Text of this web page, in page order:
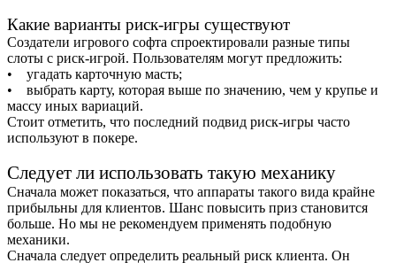
Какие варианты риск-игры существуют
Создатели игрового софта спроектировали разные типы
слоты с риск-игрой. Пользователям могут предложить:
• угадать карточную масть;
• выбрать карту, которая выше по значению, чем у крупье и
массу иных вариаций.
Стоит отметить, что последний подвид риск-игры часто
используют в покере.
Следует ли использовать такую механику
Сначала может показаться, что аппараты такого вида крайне
прибыльны для клиентов. Шанс повысить приз становится
больше. Но мы не рекомендуем применять подобную
механики.
Сначала следует определить реальный риск клиента. Он